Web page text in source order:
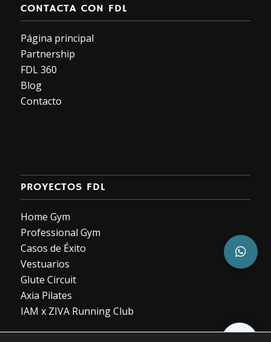
CONTACTA CON FDL
Página principal
Partnership
FDL 360
Blog
Contacto
PROYECTOS FDL
Home Gym
Professional Gym
Casos de Éxito
Vestuarios
Glute Circuit
Axia Pilates
IAM x ZIVA Running Club